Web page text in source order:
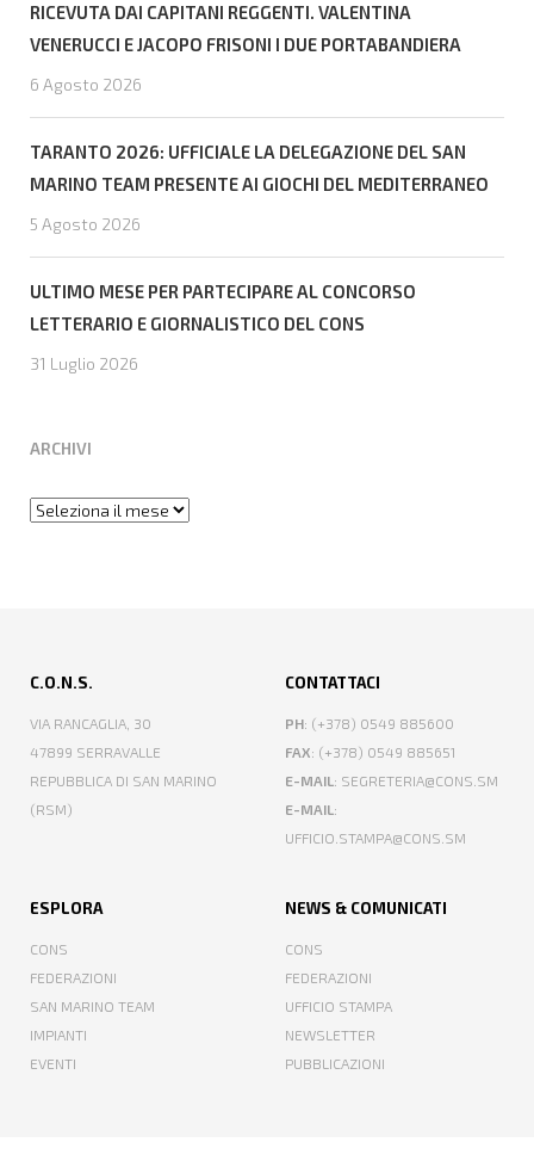
RICEVUTA DAI CAPITANI REGGENTI. VALENTINA
VENERUCCI E JACOPO FRISONI I DUE PORTABANDIERA
6 Agosto 2026
TARANTO 2026: UFFICIALE LA DELEGAZIONE DEL SAN
MARINO TEAM PRESENTE AI GIOCHI DEL MEDITERRANEO
5 Agosto 2026
ULTIMO MESE PER PARTECIPARE AL CONCORSO
LETTERARIO E GIORNALISTICO DEL CONS
31 Luglio 2026
ARCHIVI
Archivi
C.O.N.S.
VIA RANCAGLIA, 30
47899 SERRAVALLE
REPUBBLICA DI SAN MARINO
(RSM)
CONTATTACI
PH: (+378) 0549 885600
FAX: (+378) 0549 885651
E-MAIL: SEGRETERIA@CONS.SM
E-MAIL:
UFFICIO.STAMPA@CONS.SM
ESPLORA
CONS
FEDERAZIONI
SAN MARINO TEAM
IMPIANTI
EVENTI
NEWS & COMUNICATI
CONS
FEDERAZIONI
UFFICIO STAMPA
NEWSLETTER
PUBBLICAZIONI